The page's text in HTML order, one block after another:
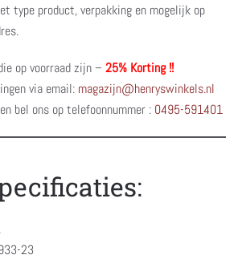
type product, verpakking en mogelijk op
op voorraad zijn – 25% Korting !!
via email: magazijn@henryswinkels.nl
bel ons op telefoonnummer : 0495-591401
23